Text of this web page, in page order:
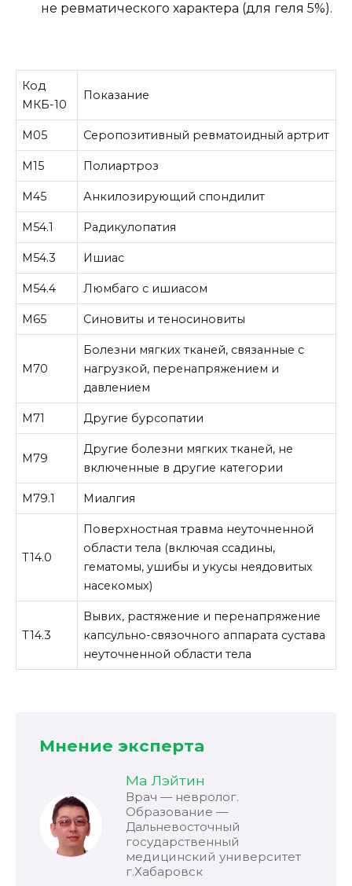
не ревматического характера (для геля 5%).
Код
МКБ-10
Показание
M05 Серопозитивный ревматоидный артрит
M15 Полиартроз
M45 Анкилозирующий спондилит
M54.1 Радикулопатия
M54.3 Ишиас
M54.4 Люмбаго с ишиасом
M65 Синовиты и теносиновиты
M70
Болезни мягких тканей, связанные с
нагрузкой, перенапряжением и
давлением
M71 Другие бурсопатии
M79
Другие болезни мягких тканей, не
включенные в другие категории
M79.1 Миалгия
T14.0
Поверхностная травма неуточненной
области тела (включая ссадины,
гематомы, ушибы и укусы неядовитых
насекомых)
T14.3
Вывих, растяжение и перенапряжение
капсульно-связочного аппарата сустава
неуточненной области тела
Мнение эксперта
Ма Лэйтин
Врач — невролог.
Образование —
Дальневосточный
государственный
медицинский университет
г.Хабаровск